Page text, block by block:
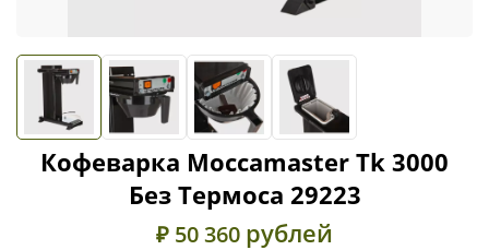
Кофеварка Moccamaster Tk 3000
Без Термоса 29223
₽ 50 360 рублей